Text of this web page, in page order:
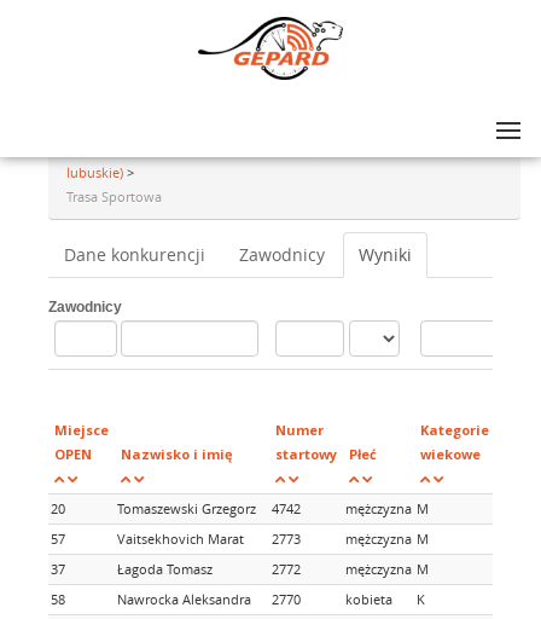
lubuskie) >
Trasa Sportowa
Dane konkurencji Zawodnicy Wyniki
Zawodnicy
Miejsce
OPEN
Nazwisko i imię
Numer
startowy
Płeć
Kategorie
wiekowe
20 Tomaszewski Grzegorz 4742 mężczyzna M
57
Vaitsekhovich Marat 2773 mężczyzna M
37
Łagoda Tomasz 2772 mężczyzna M
58
Nawrocka Aleksandra 2770 kobieta K